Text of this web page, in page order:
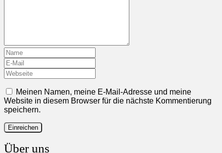
Meinen Namen, meine E-Mail-Adresse und meine
Website in diesem Browser für die nächste Kommentierung
speichern.
Über uns